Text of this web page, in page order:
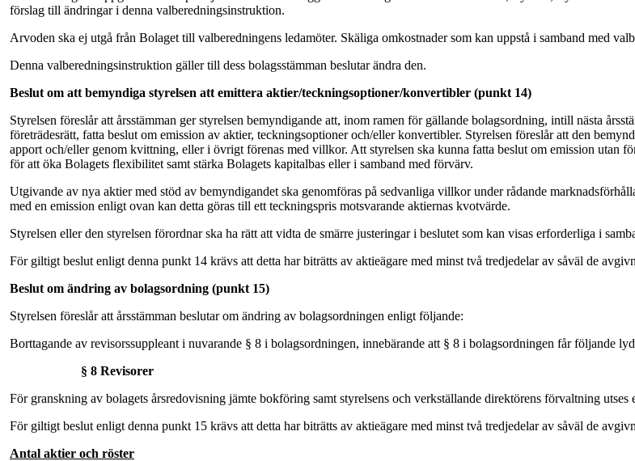
förslag till ändringar i denna valberedningsinstruktion.
Arvoden ska ej utgå från Bolaget till valberedningens ledamöter. Skäliga omkostnader som kan uppstå i samband med
Denna valberedningsinstruktion gäller till dess bolagsstämman beslutar ändra den.
Beslut om att bemyndiga styrelsen att emittera aktier/teckningsoptioner/konvertibler (punkt 14)
Styrelsen föreslår att årsstämman ger styrelsen bemyndigande att, inom ramen för gällande bolagsordning, intill nästa
företrädesrätt, fatta beslut om emission av aktier, teckningsoptioner och/eller konvertibler. Styrelsen föreslår att den
apport och/eller genom kvittning, eller i övrigt förenas med villkor. Att styrelsen ska kunna fatta beslut om emission utan
för att öka Bolagets flexibilitet samt stärka Bolagets kapitalbas eller i samband med förvärv.
Utgivande av nya aktier med stöd av bemyndigandet ska genomföras på sedvanliga villkor under rådande
med en emission enligt ovan kan detta göras till ett teckningspris motsvarande aktiernas kvotvärde.
Styrelsen eller den styrelsen förordnar ska ha rätt att vidta de smärre justeringar i beslutet som kan visas erforderliga i
För giltigt beslut enligt denna punkt 14 krävs att detta har biträtts av aktieägare med minst två tredjedelar av såväl de
Beslut om ändring av bolagsordning (punkt 15)
Styrelsen föreslår att årsstämman beslutar om ändring av bolagsordningen enligt följande:
Borttagande av revisorssuppleant i nuvarande § 8 i bolagsordningen, innebärande att § 8 i bolagsordningen får följande
§ 8 Revisorer
För granskning av bolagets årsredovisning jämte bokföring samt styrelsens och verkställande direktörens förvaltning utses
För giltigt beslut enligt denna punkt 15 krävs att detta har biträtts av aktieägare med minst två tredjedelar av såväl de
Antal aktier och röster